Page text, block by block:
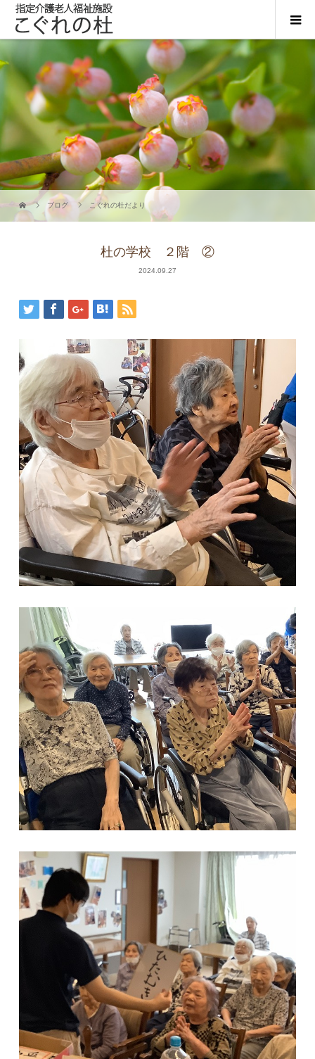
ブログ こぐれの杜だより
杜の学校 ２階 ②
2024.09.27